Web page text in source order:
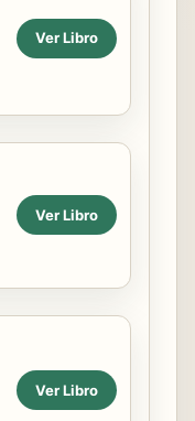
Ver Libro
Ver Libro
Ver Libro